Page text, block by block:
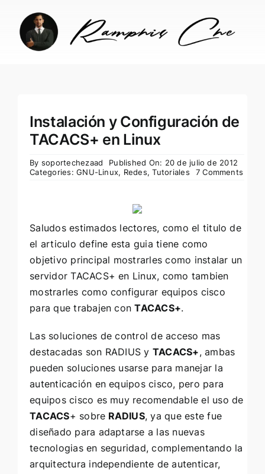
content
Instalación y Configuración de
TACACS+ en Linux
By soportechezaad
Published On: 20 de julio de 2012
Categories:GNU-Linux, Redes,Tutoriales 7 Comments
Saludos estimados lectores, como el titulo de
el articulo define esta guia tiene como
objetivo principal mostrarles como instalar un
servidorTACACS+ en Linux, como tambien
mostrarles como configurar equipos cisco
para que trabajen conTACACS+.
Las soluciones de control de acceso mas
destacadas son RADIUS y TACACS+, ambas
pueden soluciones usarse para manejar la
autenticación en equipos cisco, pero para
equipos cisco es muy recomendable el uso de
TACACS+ sobre RADIUS, ya que este fue
diseñado para adaptarse a las nuevas
tecnologias en seguridad, complementando la
arquitectura independiente de autenticar,